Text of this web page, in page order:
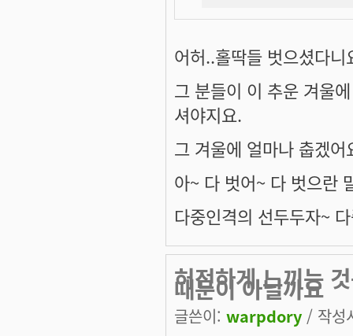
어허..홀딱들 벗으셨다
그 분들이 이 추운 겨울
셔야지요.
그 겨울에 얼마나 춥겠
아~ 다 벗어~ 다 벗으란
다중인격의 선두두자~
허전하게 느끼는
때문이 아닐까요
글쓴이: warpdory / 작성